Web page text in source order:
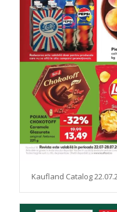
Kaufland Catalog